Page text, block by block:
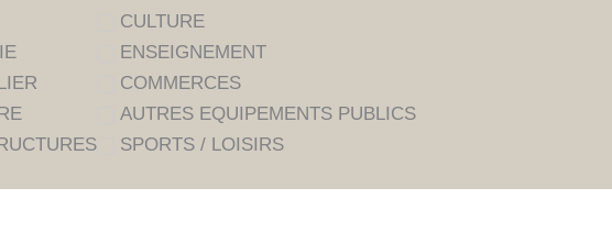
CULTURE
ENSEIGNEMENT
COMMERCES
AUTRES EQUIPEMENTS PUBLICS
SPORTS / LOISIRS